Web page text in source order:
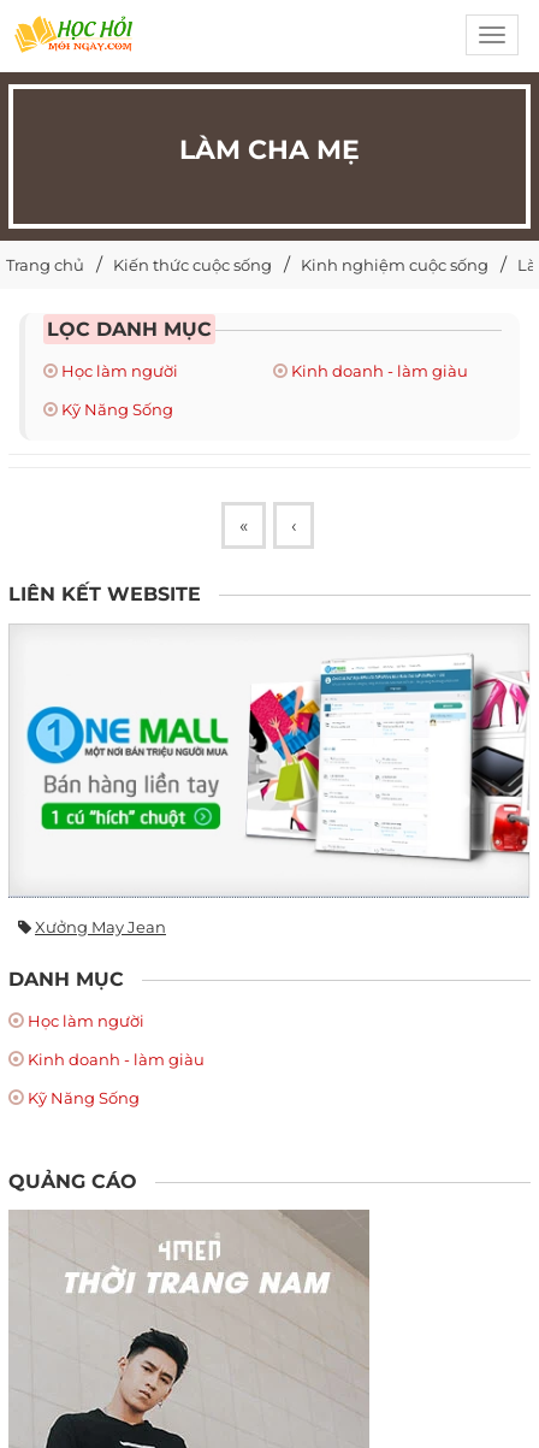
LÀM CHA MẸ
Trang chủ Kiến thức cuộc sống Kinh nghiệm cuộc sống
LỌC DANH MỤC
Học làm người
Kinh doanh - làm giàu
Kỹ Năng Sống
« ‹
LIÊN KẾT WEBSITE
Xưởng May Jean
DANH MỤC
Học làm người
Kinh doanh - làm giàu
Kỹ Năng Sống
QUẢNG CÁO